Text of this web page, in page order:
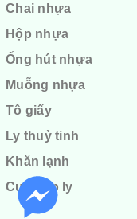
Chai nhựa
Hộp nhựa
Ống hút nhựa
Muỗng nhựa
Tô giấy
Ly thuỷ tinh
Khăn lạnh
Cuộn ép ly